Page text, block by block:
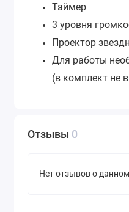
Таймер
3 уровня
Проектор
Для работы
(в комплект не
Отзывы 0
Нет отзывов о